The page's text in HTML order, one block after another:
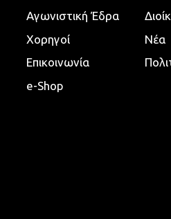
Αγωνιστική Έδρα
Χορηγοί
Νέα
Επικοινωνία
e-Shop